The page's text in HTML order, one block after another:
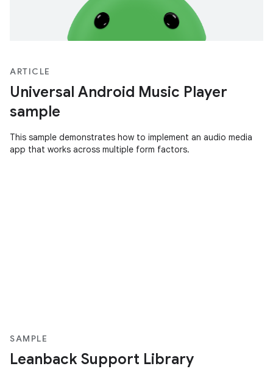
ARTICLE
Universal Android Music Player
sample
This sample demonstrates how to implement an audio media
app that works across multiple form factors.
SAMPLE
Leanback Support Library